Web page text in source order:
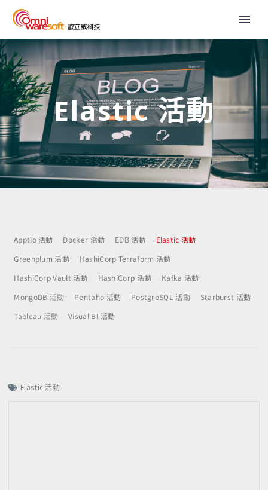
Elastic 活動
Apptio 活動 Docker 活動 EDB 活動
Elastic 活動
Greenplum 活動
HashiCorp Terraform 活動
HashiCorp Vault 活動
HashiCorp 活動
Kafka 活動
MongoDB 活動
Pentaho 活動 PostgreSQL 活動
Starburst 活動
Tableau 活動
Visual BI 活動
Elastic 活動